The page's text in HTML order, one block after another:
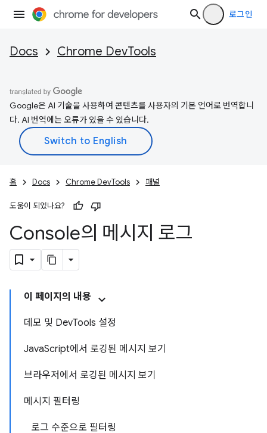
로그인
Docs Chrome DevTools
Google은 AI 기술을 사용하여 콘텐츠를 사용자의 기본 언어로 번역합니
다. AI 번역에는 오류가 있을 수 있습니다.
홈 Docs Chrome DevTools 패널
도움이 되었나요?
Console의 메시지 로그
이 페이지의 내용
데모 및 DevTools 설정
JavaScript에서 로깅된 메시지 보기
브라우저에서 로깅된 메시지 보기
메시지 필터링
로그 수준으로 필터링